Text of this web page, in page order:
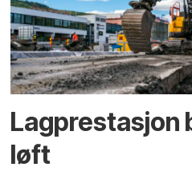
Lagprestasjon
løft